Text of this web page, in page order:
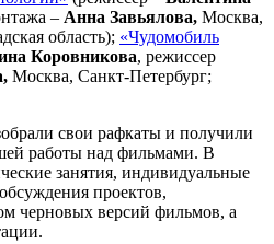
– Анна Завьялова, Москва,
область); «Чудомобиль
Коровникова, режиссер
Москва, Санкт-Петербург;
свои рафкаты и получили
работы над фильмами. В
занятия, индивидуальные
проектов,
черновых версий фильмов, а